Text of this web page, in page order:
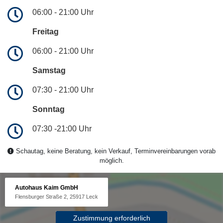
06:00 - 21:00 Uhr
Freitag
06:00 - 21:00 Uhr
Samstag
07:30 - 21:00 Uhr
Sonntag
07:30 -21:00 Uhr
Schautag, keine Beratung, kein Verkauf, Terminvereinbarungen vorab
möglich.
Autohaus Kaim GmbH
Flensburger Straße 2, 25917 Leck
Zustimmung erforderlich